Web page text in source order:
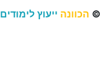
© הכוונה ייעוץ לימודים